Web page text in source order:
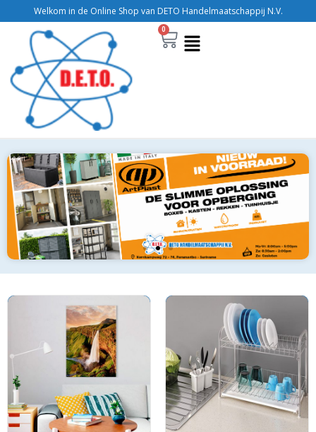
Welkom in de Online Shop van DETO Handelmaatschappij N.V.
0